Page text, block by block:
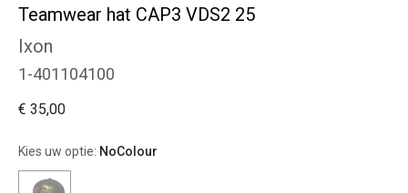
Teamwear hat CAP3 VDS2 25
Ixon
1-401104100
€ 35,00
Kies uw optie: NoColour